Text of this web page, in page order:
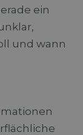
ein
und wann